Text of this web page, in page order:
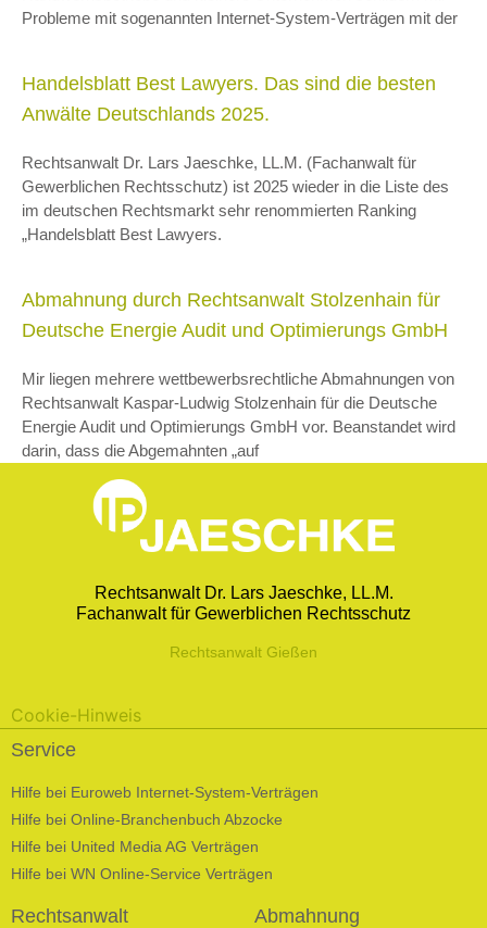
Probleme mit sogenannten Internet-System-Verträgen mit der
Handelsblatt Best Lawyers. Das sind die besten
Anwälte Deutschlands 2025.
Rechtsanwalt Dr. Lars Jaeschke, LL.M. (Fachanwalt für
Gewerblichen Rechtsschutz) ist 2025 wieder in die Liste des
im deutschen Rechtsmarkt sehr renommierten Ranking
„Handelsblatt Best Lawyers.
Abmahnung durch Rechtsanwalt Stolzenhain für
Deutsche Energie Audit und Optimierungs GmbH
Mir liegen mehrere wettbewerbsrechtliche Abmahnungen von
Rechtsanwalt Kaspar-Ludwig Stolzenhain für die Deutsche
Energie Audit und Optimierungs GmbH vor. Beanstandet wird
darin, dass die Abgemahnten „auf
Rechtsanwalt Dr. Lars Jaeschke, LL.M.
Fachanwalt für Gewerblichen Rechtsschutz
Rechtsanwalt Gießen
Cookie-Hinweis
Service
Hilfe bei Euroweb Internet-System-Verträgen
Hilfe bei Online-Branchenbuch Abzocke
Hilfe bei United Media AG Verträgen
Hilfe bei WN Online-Service Verträgen
Rechtsanwalt Abmahnung